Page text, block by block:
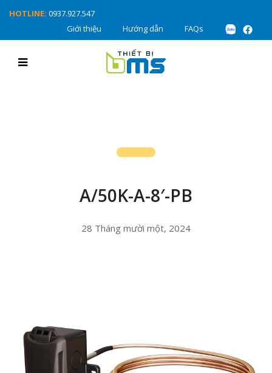
HOTLINE: 0937.927.547
Giới thiệu
Hướng dẫn FAQs
A/50K-A-8′-PB
28 Tháng mười một, 2024